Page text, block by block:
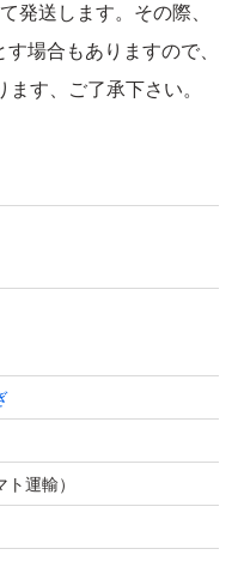
発送します。その際、
場合もありますので、
す、ご了承下さい。
運輸）